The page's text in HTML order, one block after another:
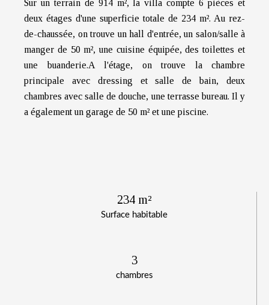
Surface habitable
234 m²
chambres
3
Sur un terrain de 914 m², la villa compte 6 pièces et
deux étages d'une superficie totale de 234 m². Au rez-
de-chaussée, on trouve un hall d'entrée, un salon/salle à
manger de 50 m², une cuisine équipée, des toilettes et
une buanderie.A l'étage, on trouve la chambre
principale avec dressing et salle de bain, deux
chambres avec salle de douche, une terrasse bureau. Il y
a également un garage de 50 m² et une piscine.